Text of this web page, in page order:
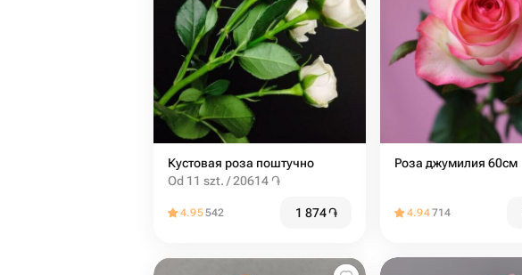
Кустовая роза поштучно
Od 11 szt. / 20614 ֏
4.95542 1 874֏
Роза джумилия 60см
4.94714